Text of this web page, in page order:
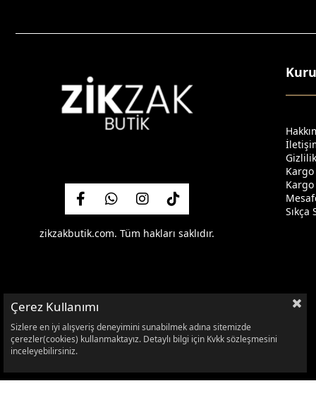
zikzakbutik.com. Tüm hakları saklıdır.
Kargo
Çerez Kullanımı
Sizlere en iyi alışveriş deneyimini sunabilmek adına sitemizde
çerezler(cookies) kullanmaktayız. Detaylı bilgi için Kvkk sözleşmesini
inceleyebilirsiniz.